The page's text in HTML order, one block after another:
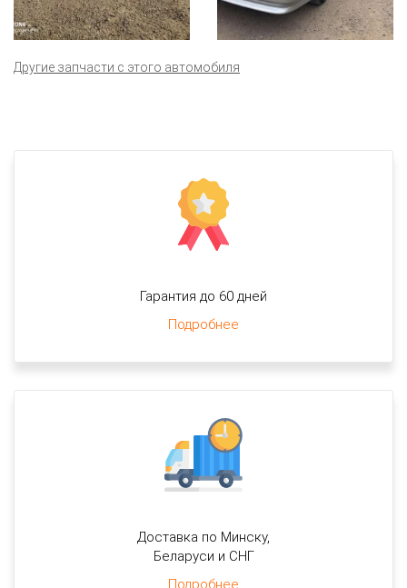
Другие запчасти с этого автомобиля
Гарантия до 60 дней
Подробнее
Доставка по Минску,
Беларуси и СНГ
Подробнее